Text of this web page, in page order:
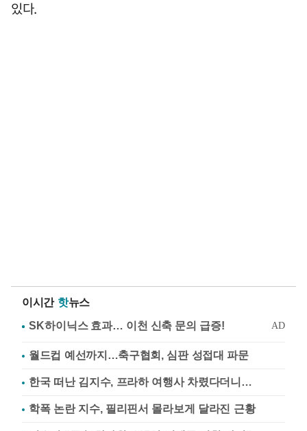
있다.
이시간 핫뉴스
월드컵 예선까지…축구협회, 심판 성접대 파문
한국 떠난 김지수, 프라하 여행사 차렸다더니…
학폭 논란 지수, 필리핀서 몰라보게 달라진 근황